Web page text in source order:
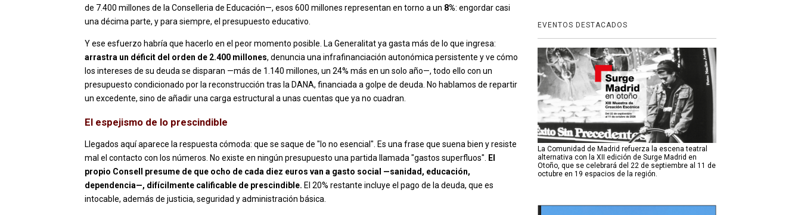
de 7.400 millones de la Conselleria de Educación—, esos 600 millones representan en torno a un 8%: engordar casi
una décima parte, y para siempre, el presupuesto educativo.
Y ese esfuerzo habría que hacerlo en el peor momento posible. La Generalitat ya gasta más de lo que ingresa:
arrastra un déficit del orden de 2.400 millones, denuncia una infrafinanciación autonómica persistente y ve cómo
los intereses de su deuda se disparan —más de 1.140 millones, un 24% más en un solo año—, todo ello con un
presupuesto condicionado por la reconstrucción tras la DANA, financiada a golpe de deuda. No hablamos de repartir
un excedente, sino de añadir una carga estructural a unas cuentas que ya no cuadran.
El espejismo de lo prescindible
Llegados aquí aparece la respuesta cómoda: que se saque de "lo no esencial". Es una frase que suena bien y resiste
mal el contacto con los números. No existe en ningún presupuesto una partida llamada "gastos superfluos". El
propio Consell presume de que ocho de cada diez euros van a gasto social —sanidad, educación,
dependencia—, difícilmente calificable de prescindible. El 20% restante incluye el pago de la deuda, que es
intocable, además de justicia, seguridad y administración básica.
EVENTOS DESTACADOS
La Comunidad de Madrid refuerza la escena teatral
alternativa con la XII edición de Surge Madrid en
Otoño, que se celebrará del 22 de septiembre al 11 de
octubre en 19 espacios de la región.